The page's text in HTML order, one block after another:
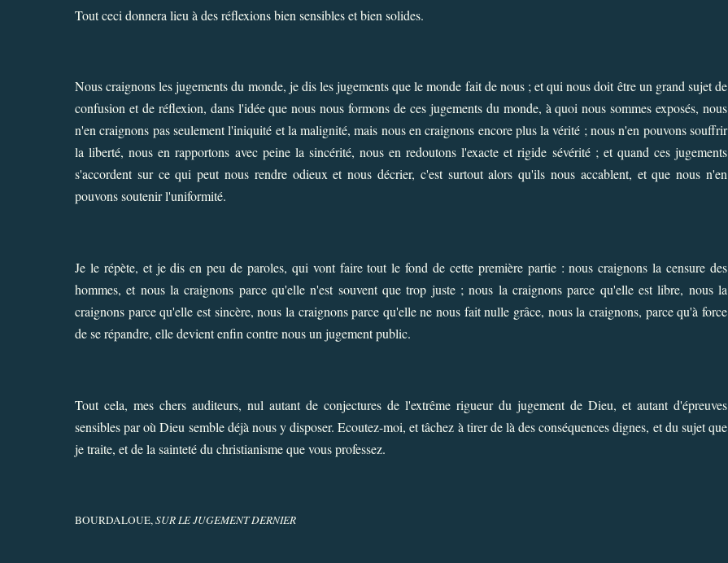
Tout ceci donnera lieu à des réflexions bien sensibles et bien solides.
Nous craignons les jugements du monde, je dis les jugements que le monde fait de nous ; et qui nous doit être un grand sujet de
confusion et de réflexion, dans l'idée que nous nous formons de ces jugements du monde, à quoi nous sommes exposés, nous
n'en craignons pas seulement l'iniquité et la malignité, mais nous en craignons encore plus la vérité ; nous n'en pouvons souffrir
la liberté, nous en rapportons avec peine la sincérité, nous en redoutons l'exacte et rigide sévérité ; et quand ces jugements
s'accordent sur ce qui peut nous rendre odieux et nous décrier, c'est surtout alors qu'ils nous accablent, et que nous n'en
pouvons soutenir l'uniformité.
Je le répète, et je dis en peu de paroles, qui vont faire tout le fond de cette première partie : nous craignons la censure des
hommes, et nous la craignons parce qu'elle n'est souvent que trop juste ; nous la craignons parce qu'elle est libre, nous la
craignons parce qu'elle est sincère, nous la craignons parce qu'elle ne nous fait nulle grâce, nous la craignons, parce qu'à force
de se répandre, elle devient enfin contre nous un jugement public.
Tout cela, mes chers auditeurs, nul autant de conjectures de l'extrême rigueur du jugement de Dieu, et autant d'épreuves
sensibles par où Dieu semble déjà nous y disposer. Ecoutez-moi, et tâchez à tirer de là des conséquences dignes, et du sujet que
je traite, et de la sainteté du christianisme que vous professez.
BOURDALOUE,SUR LE JUGEMENT DERNIER